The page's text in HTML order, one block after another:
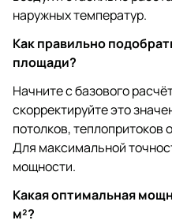
наружных температур.
Как правильно
площади?
Начните с базового
скорректируйте это
потолков, теплопритоков
Для максимальной
мощности.
Какая оптимальная
м²?